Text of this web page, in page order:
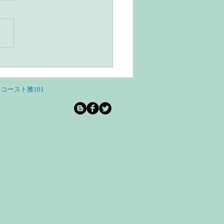
ースト雅101